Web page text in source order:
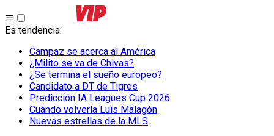
Es tendencia:
Campaz se acerca al América
¿Milito se va de Chivas?
¿Se termina el sueño europeo?
Candidato a DT de Tigres
Predicción IA Leagues Cup 2026
Cuándo volvería Luis Malagón
Nuevas estrellas de la MLS